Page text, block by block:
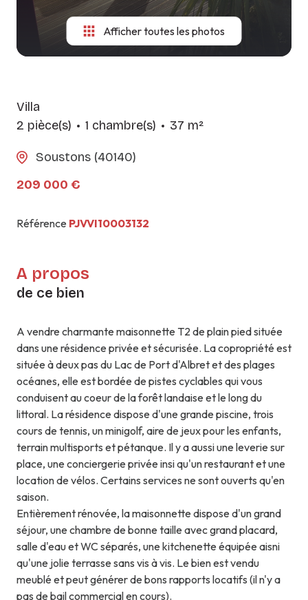
Afficher toutes les photos
Villa
2 pièce(s)
1 chambre(s) 37 m²
Soustons (40140)
209 000 €
Référence PJVVI10003132
A propos
de ce bien
A vendre charmante maisonnette T2 de plain pied située
dans une résidence privée et sécurisée. La copropriété est
située à deux pas du Lac de Port d'Albret et des plages
océanes, elle est bordée de pistes cyclables qui vous
conduisent au coeur de la forêt landaise et le long du
littoral. La résidence dispose d'une grande piscine, trois
cours de tennis, un minigolf, aire de jeux pour les enfants,
terrain multisports et pétanque. Il y a aussi une leverie sur
place, une conciergerie privée insi qu'un restaurant et une
location de vélos. Certains services ne sont ouverts qu'en
saison.
Entièrement rénovée, la maisonnette dispose d'un grand
séjour, une chambre de bonne taille avec grand placard,
salle d'eau et WC séparés, une kitchenette équipée aisni
qu'une jolie terrasse sans vis à vis. Le bien est vendu
meublé et peut générer de bons rapports locatifs (il n'y a
pas de bail commercial en cours).